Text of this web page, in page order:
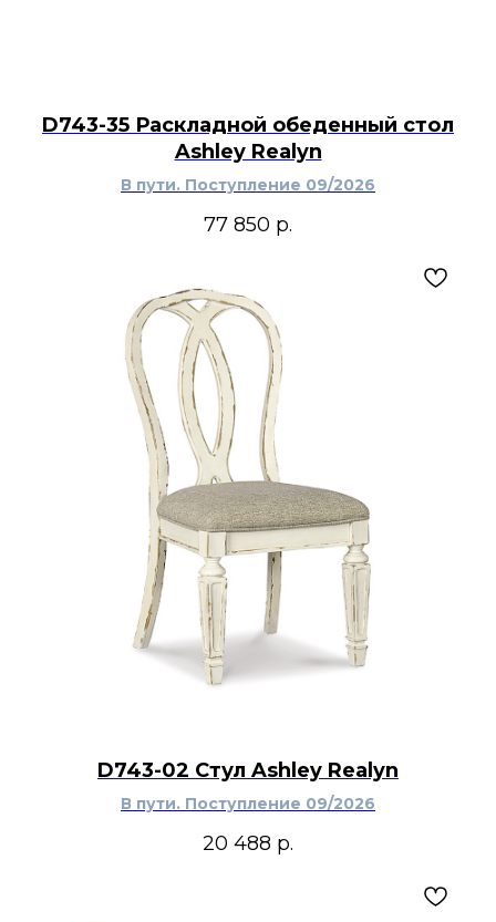
D743-35 Раскладной обеденный стол
Ashley Realyn
В пути. Поступление 09/2026
77 850 р.
D743-02 Стул Ashley Realyn
В пути. Поступление 09/2026
20 488 р.